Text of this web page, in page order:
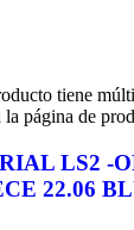
tiene
la página de
LS2 -
22.06